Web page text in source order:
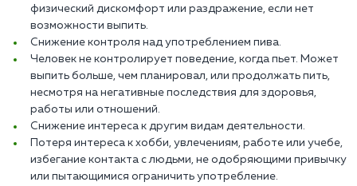
физический дискомфорт или раздражение, если нет
возможности выпить.
Снижение контроля над употреблением пива.
Человек не контролирует поведение, когда пьет. Может
выпить больше, чем планировал, или продолжать пить,
несмотря на негативные последствия для здоровья,
работы или отношений.
Снижение интереса к другим видам деятельности.
Потеря интереса к хобби, увлечениям, работе или учебе,
избегание контакта с людьми, не одобряющими привычку
или пытающимися ограничить употребление.